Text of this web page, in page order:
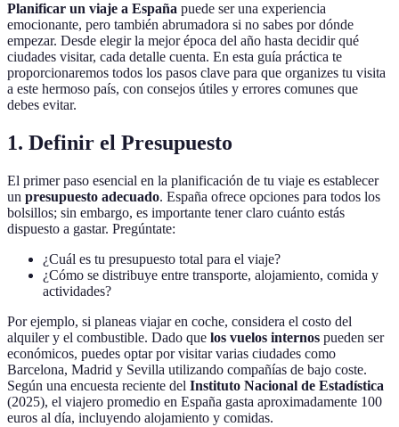
Planificar un viaje a España puede ser una experiencia
emocionante, pero también abrumadora si no sabes por dónde
empezar. Desde elegir la mejor época del año hasta decidir qué
ciudades visitar, cada detalle cuenta. En esta guía práctica te
proporcionaremos todos los pasos clave para que organizes tu visita
a este hermoso país, con consejos útiles y errores comunes que
debes evitar.
1. Definir el Presupuesto
El primer paso esencial en la planificación de tu viaje es establecer
un presupuesto adecuado. España ofrece opciones para todos los
bolsillos; sin embargo, es importante tener claro cuánto estás
dispuesto a gastar. Pregúntate:
¿Cuál es tu presupuesto total para el viaje?
¿Cómo se distribuye entre transporte, alojamiento, comida y
actividades?
Por ejemplo, si planeas viajar en coche, considera el costo del
alquiler y el combustible. Dado que los vuelos internos pueden ser
económicos, puedes optar por visitar varias ciudades como
Barcelona, Madrid y Sevilla utilizando compañías de bajo coste.
Según una encuesta reciente del Instituto Nacional de Estadística
(2025), el viajero promedio en España gasta aproximadamente 100
euros al día, incluyendo alojamiento y comidas.